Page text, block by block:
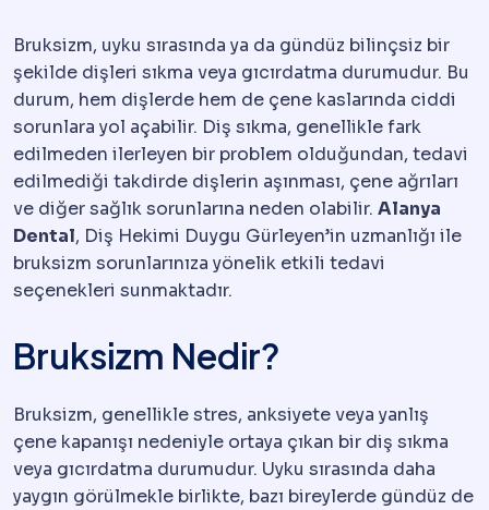
Bruksizm, uyku sırasında ya da gündüz bilinçsiz bir
şekilde dişleri sıkma veya gıcırdatma durumudur. Bu
durum, hem dişlerde hem de çene kaslarında ciddi
sorunlara yol açabilir. Diş sıkma, genellikle fark
edilmeden ilerleyen bir problem olduğundan, tedavi
edilmediği takdirde dişlerin aşınması, çene ağrıları
ve diğer sağlık sorunlarına neden olabilir. Alanya
Dental, Diş Hekimi Duygu Gürleyen’in uzmanlığı ile
bruksizm sorunlarınıza yönelik etkili tedavi
seçenekleri sunmaktadır.
Bruksizm Nedir?
Bruksizm, genellikle stres, anksiyete veya yanlış
çene kapanışı nedeniyle ortaya çıkan bir diş sıkma
veya gıcırdatma durumudur. Uyku sırasında daha
yaygın görülmekle birlikte, bazı bireylerde gündüz de